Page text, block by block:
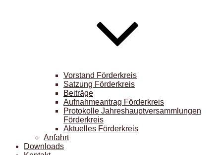
Vorstand Förderkreis
Satzung Förderkreis
Beiträge
Aufnahmeantrag Förderkreis
Protokolle Jahreshauptversammlungen
Förderkreis
Aktuelles Förderkreis
Anfahrt
Downloads